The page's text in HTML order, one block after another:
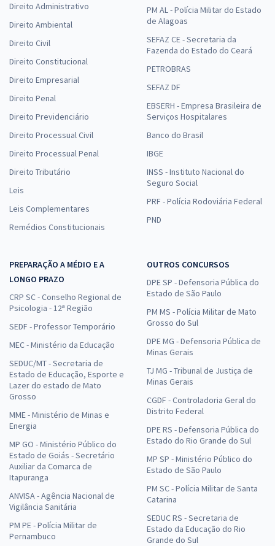
Direito Administrativo
Direito Ambiental
Direito Civil
Direito Constitucional
Direito Empresarial
Direito Penal
Direito Previdenciário
Direito Processual Civil
Direito Processual Penal
Direito Tributário
Leis
Leis Complementares
Remédios Constitucionais
PM AL - Polícia Militar do Estado
de Alagoas
SEFAZ CE - Secretaria da
Fazenda do Estado do Ceará
PETROBRAS
SEFAZ DF
EBSERH - Empresa Brasileira de
Serviços Hospitalares
Banco do Brasil
IBGE
INSS - Instituto Nacional do
Seguro Social
PRF - Polícia Rodoviária Federal
PND
PREPARAÇÃO A MÉDIO E A
LONGO PRAZO
CRP SC - Conselho Regional de
Psicologia - 12ª Região
SEDF - Professor Temporário
MEC - Ministério da Educação
SEDUC/MT - Secretaria de
Estado de Educação, Esporte e
Lazer do estado de Mato
Grosso
MME - Ministério de Minas e
Energia
MP GO - Ministério Público do
Estado de Goiás - Secretário
Auxiliar da Comarca de
Itapuranga
ANVISA - Agência Nacional de
Vigilância Sanitária
PM PE - Polícia Militar de
Pernambuco
OUTROS CONCURSOS
DPE SP - Defensoria Pública do
Estado de São Paulo
PM MS - Polícia Militar de Mato
Grosso do Sul
DPE MG - Defensoria Pública de
Minas Gerais
TJ MG - Tribunal de Justiça de
Minas Gerais
CGDF - Controladoria Geral do
Distrito Federal
DPE RS - Defensoria Pública do
Estado do Rio Grande do Sul
MP SP - Ministério Público do
Estado de São Paulo
PM SC - Polícia Militar de Santa
Catarina
SEDUC RS - Secretaria de
Estado da Educação do Rio
Grande do Sul